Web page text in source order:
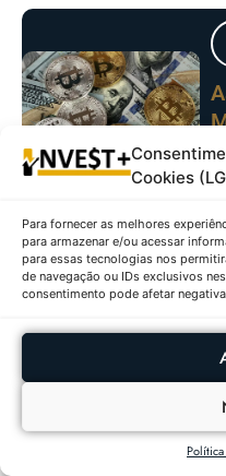
Cookies
Para fornecer as melhores
para armazenar e/ou acessar
para essas tecnologias nos
de navegação ou IDs exclusivos
consentimento pode afetar